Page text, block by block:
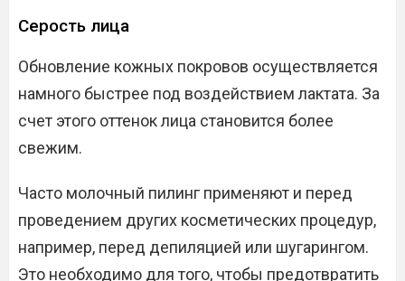
Серость лица
Обновление кожных покровов осуществляется
намного быстрее под воздействием лактата. За
счет этого оттенок лица становится более
свежим.
Часто молочный пилинг применяют и перед
проведением других косметических процедур,
например, перед депиляцией или шугарингом.
Это необходимо для того, чтобы предотвратить